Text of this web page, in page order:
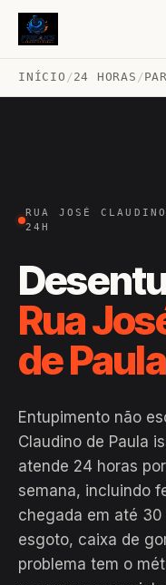
INÍCIO /24 HORAS /
RUA JOSÉ
24H
Rua
de Paula
Entupimento não
Claudino de Paula
atende 24 horas
semana, incluindo
chegada em até 30
esgoto, caixa de
problema tem o